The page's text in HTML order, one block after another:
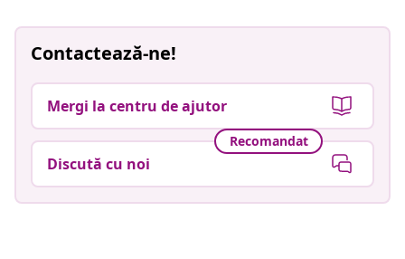
Contactează-ne!
Mergi la centru de ajutor
Recomandat
Discută cu noi